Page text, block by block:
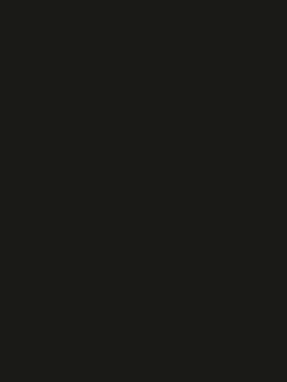
interesse do Vasco
de Domingos